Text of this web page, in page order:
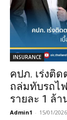
INSURANCE
คปภ. เร่งติ
ถล่มทับรถไ
รายละ 1 ล้า
Admin1 - 15/01/2026